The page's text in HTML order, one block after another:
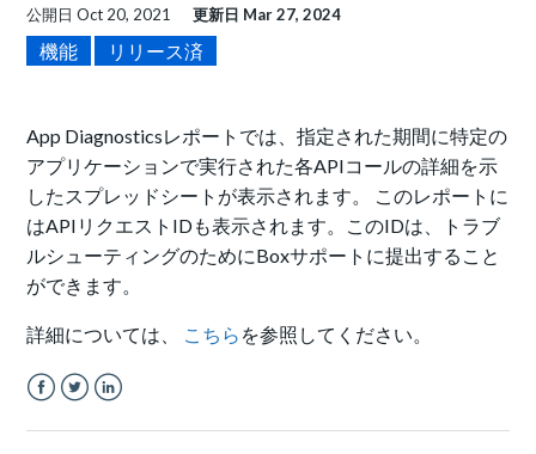
公開日Oct 20, 2021 更新日 Mar 27, 2024
機能 リリース済
App Diagnosticsレポートでは、指定された期間に特定の
アプリケーションで実行された各APIコールの詳細を示
したスプレッドシートが表示されます。 このレポートに
はAPIリクエストIDも表示されます。このIDは、トラブ
ルシューティングのためにBoxサポートに提出すること
ができます。
詳細については、 こちら を参照してください。